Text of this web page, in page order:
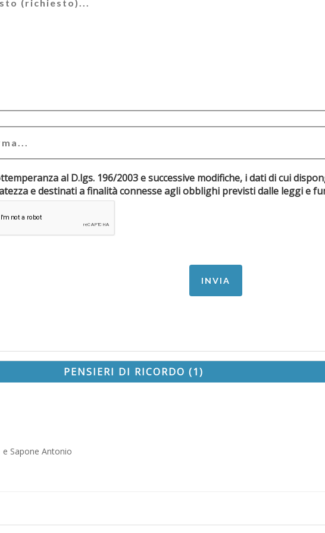
al D.lgs. 196/2003 e successive modifiche, i dati di cui
riservatezza e destinati a finalità connesse agli obblighi previsti dalle
PENSIERI DI RICORDO (1)
Sapone Antonio